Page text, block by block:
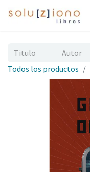
Todos los productos